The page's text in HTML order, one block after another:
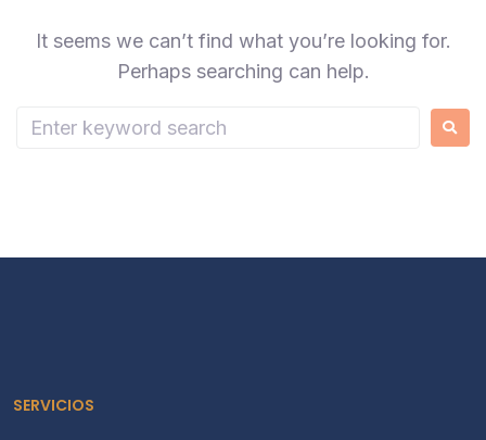
It seems we can’t find what you’re looking for.
Perhaps searching can help.
SERVICIOS